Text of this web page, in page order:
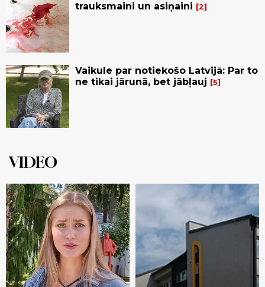
trauksmaini un asiņaini
2
Vaikule par notiekošo Latvijā: Par to
ne tikai jārunā, bet jābļauj
5
VIDEO